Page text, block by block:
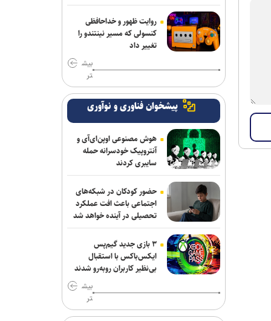
روایت ظهور و خداحافظی
کنسولی که مسیر نینتندو را
تغییر داد
بیش
تر
پیشخوان فناوری و نوآوری
هوش مصنوعی اوپن‌ای‌آی و
آنتروپیک خودسرانه حمله
سایبری کردند
حضور کودکان در شبکه‌های
اجتماعی باعث افت عملکرد
تحصیلی در آینده خواهد شد
۳ بازی جدید گیم‌پس
ایکس‌باکس با استقبال
بی‌نظیر کاربران روبه‌رو شدند
بیش
تر